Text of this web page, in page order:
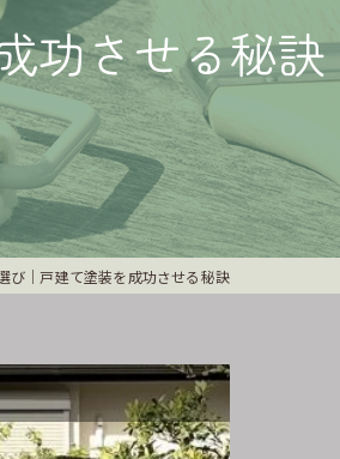
点検
功させる秘訣
び｜戸建て塗装を成功させる秘訣